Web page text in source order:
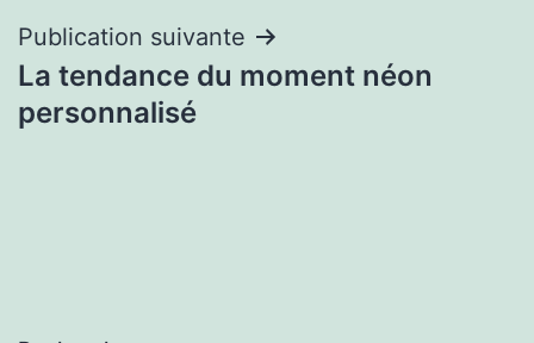
Publication suivante
La tendance du moment néon
personnalisé